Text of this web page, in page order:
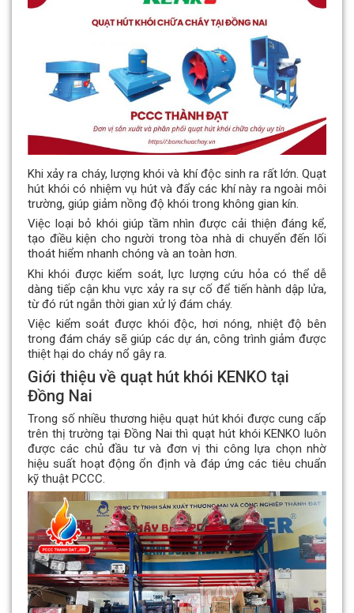
Khi xảy ra cháy, lượng khói và khí độc sinh ra rất lớn. Quạt
hút khói có nhiệm vụ hút và đẩy các khí này ra ngoài môi
trường, giúp giảm nồng độ khói trong không gian kín.
Việc loại bỏ khói giúp tầm nhìn được cải thiện đáng kể,
tạo điều kiện cho người trong tòa nhà di chuyển đến lối
thoát hiểm nhanh chóng và an toàn hơn.
Khi khói được kiểm soát, lực lượng cứu hỏa có thể dễ
dàng tiếp cận khu vực xảy ra sự cố để tiến hành dập lửa,
từ đó rút ngắn thời gian xử lý đám cháy.
Việc kiểm soát được khói độc, hơi nóng, nhiệt độ bên
trong đám cháy sẽ giúp các dự án, công trình giảm được
thiệt hại do cháy nổ gây ra.
Giới thiệu về quạt hút khói KENKO tại
Đồng Nai
Trong số nhiều thương hiệu quạt hút khói được cung cấp
trên thị trường tại Đồng Nai thì quạt hút khói KENKO luôn
được các chủ đầu tư và đơn vị thi công lựa chọn nhờ
hiệu suất hoạt động ổn định và đáp ứng các tiêu chuẩn
kỹ thuật PCCC.